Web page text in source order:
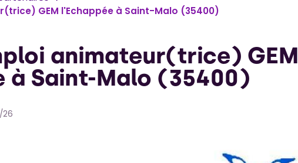
GEM l'Echappée à Saint-Malo (35400)
animateur(trice) GEM
à Saint-Malo (35400)
26